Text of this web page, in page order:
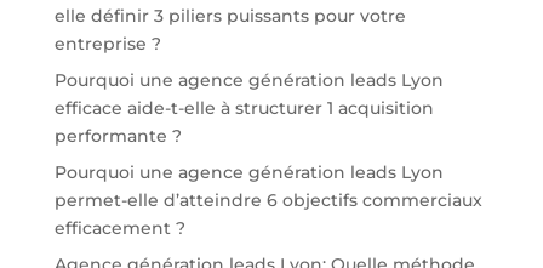
elle définir 3 piliers puissants pour votre
entreprise ?
Pourquoi une agence génération leads Lyon
efficace aide-t-elle à structurer 1 acquisition
performante ?
Pourquoi une agence génération leads Lyon
permet-elle d’atteindre 6 objectifs commerciaux
efficacement ?